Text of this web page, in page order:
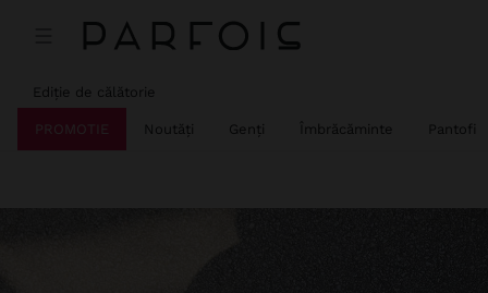
Ediție de călătorie
PROMOTIE Noutăți Genți Îmbrăcăminte Pantofi